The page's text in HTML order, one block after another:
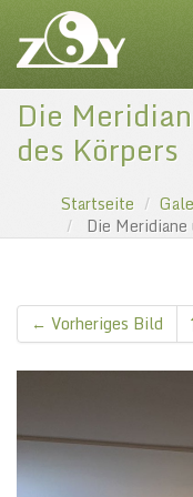
Die
des Körpers
Startseite
Die
← Vorheriges Bild